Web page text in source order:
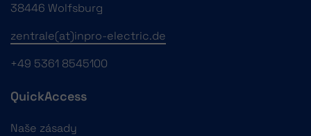
38446 Wolfsburg
zentrale(at)inpro-electric.de
+49 5361 8545100
QuickAccess
Naše zásady